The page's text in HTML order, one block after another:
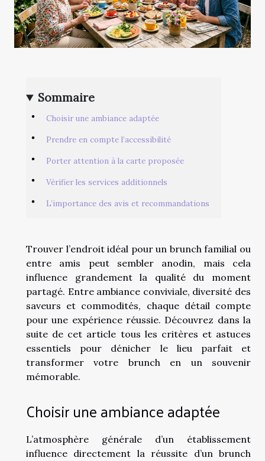
Sommaire
Choisir une ambiance adaptée
Prendre en compte l’accessibilité
Porter attention à la carte proposée
Vérifier les services additionnels
L’importance des avis et recommandations
Trouver l’endroit idéal pour un brunch familial ou
entre amis peut sembler anodin, mais cela
influence grandement la qualité du moment
partagé. Entre ambiance conviviale, diversité des
saveurs et commodités, chaque détail compte
pour une expérience réussie. Découvrez dans la
suite de cet article tous les critères et astuces
essentiels pour dénicher le lieu parfait et
transformer votre brunch en un souvenir
mémorable.
Choisir une ambiance adaptée
L’atmosphère générale d’un établissement
influence directement la réussite d’un brunch